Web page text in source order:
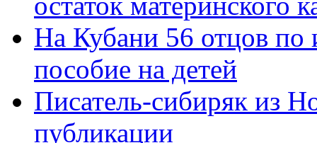
На Кубани 56 отцов по
пособие на детей
Писатель-сибиряк из
публикации